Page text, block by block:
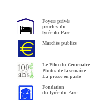
Foyers privés
proches du
lycée du Parc
Marchés publics
Le Film du Centenaire
Photos de la semaine
La presse en parle
Fondation
du lycée du Parc